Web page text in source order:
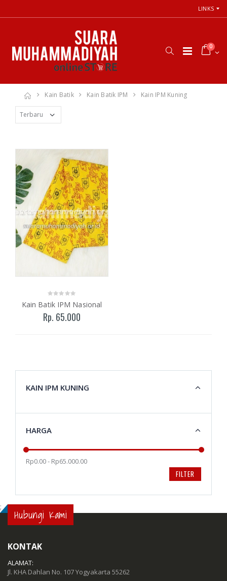
LINKS
0
Kain Batik Kain Batik IPM Kain IPM Kuning
Kain Batik IPM Nasional
Rp. 65.000
KAIN IPM KUNING
HARGA
Rp0.00 - Rp65.000.00
FILTER
; Hubungi Kami
KONTAK
ALAMAT:
Jl. KHA Dahlan No. 107 Yogyakarta 55262